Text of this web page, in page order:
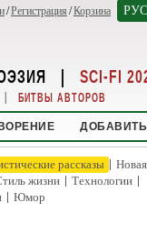
/Регистрация /Корзина РУС
| SCI-FI
| БИТВЫ АВТОРОВ
рассказы | Новая
жизни | Технологии |
| Юмор